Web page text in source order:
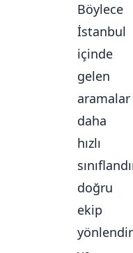
Böylece
İstanbul
içinde
gelen
aramalar
daha
hızlı
doğru
ekip